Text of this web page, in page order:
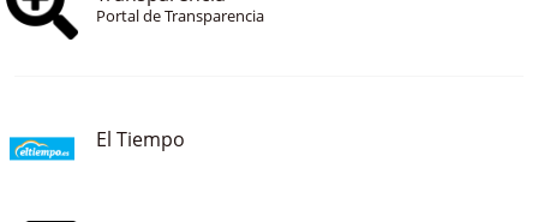
Portal de Transparencia
El Tiempo